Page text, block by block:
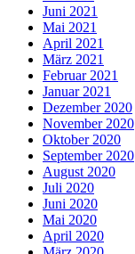
Juni 2021
Mai 2021
April 2021
März 2021
Februar 2021
Januar 2021
Dezember 2020
November 2020
Oktober 2020
September 2020
August 2020
Juli 2020
Juni 2020
Mai 2020
April 2020